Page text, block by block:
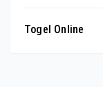
Togel Online